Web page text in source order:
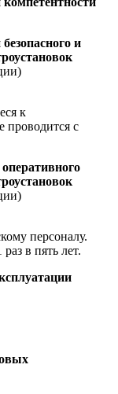
и
к
проводится с
персоналу.
в пять лет.